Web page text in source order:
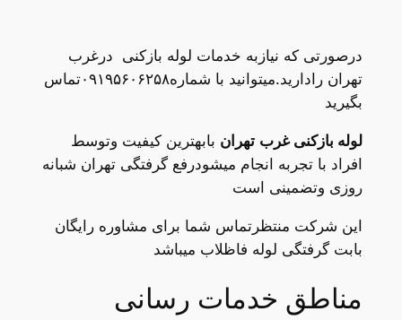
درصورتی که نیازبه خدمات لوله بازکنی درغرب
تهران رادارید.میتوانید با شماره۰۹۱۹۵۶۰۶۲۵۸تماس
بگیرید
لوله بازکنی غرب تهران بابهترین کیفیت وتوسط
افراد با تجربه انجام میشودرفع گرفتگی تهران شبانه
روزی وتضمینی است
این شرکت منتظرتماس شما برای مشاوره رایگان
بابت گرفتگی لوله فاظلاب میباشد
مناطق خدمات رسانی